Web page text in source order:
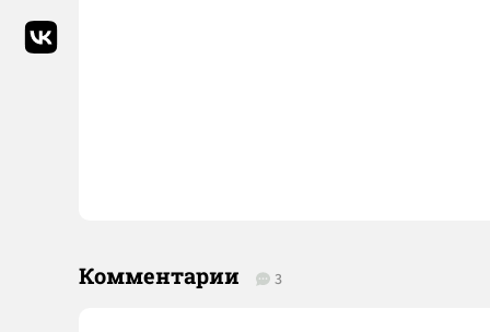
Комментарии 3